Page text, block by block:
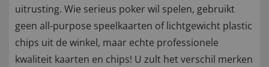
uitrusting. Wie serieus poker wil spelen, gebruikt
geen all-purpose speelkaarten of lichtgewicht plastic
chips uit de winkel, maar echte professionele
kwaliteit kaarten en chips! U zult het verschil merken